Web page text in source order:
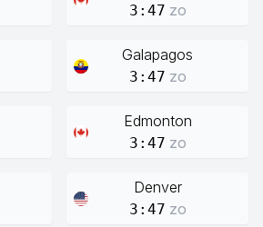
3:47 zo
Galapagos
3:47 zo
Edmonton
3:47 zo
Denver
3:47 zo